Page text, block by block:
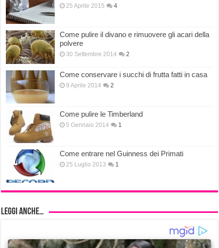
25 Aprile 2015 4
Come pulire il divano e rimuovere gli acari della
polvere
30 Settembre 2014 2
Come conservare i succhi di frutta fatti in casa
9 Aprile 2014 2
Come pulire le Timberland
5 Gennaio 2014 1
Come entrare nel Guinness dei Primati
25 Luglio 2013 1
Leggi anche…